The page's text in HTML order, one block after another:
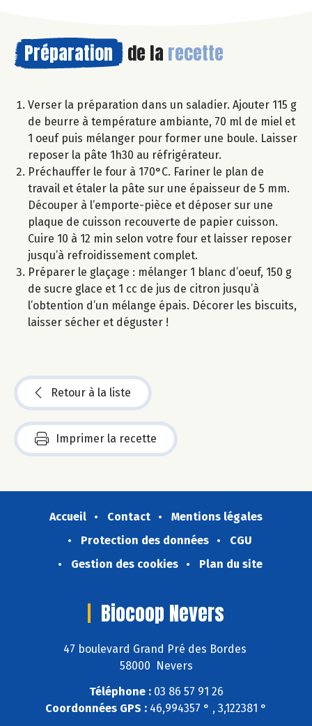
Préparation de la recette
Verser la préparation dans un saladier. Ajouter 115 g
de beurre à température ambiante, 70 ml de miel et
1 oeuf puis mélanger pour former une boule. Laisser
reposer la pâte 1h30 au réfrigérateur.
Préchauffer le four à 170°C. Fariner le plan de
travail et étaler la pâte sur une épaisseur de 5 mm.
Découper à l’emporte-pièce et déposer sur une
plaque de cuisson recouverte de papier cuisson.
Cuire 10 à 12 min selon votre four et laisser reposer
jusqu’à refroidissement complet.
Préparer le glaçage : mélanger 1 blanc d’oeuf, 150 g
de sucre glace et 1 cc de jus de citron jusqu’à
l’obtention d’un mélange épais. Décorer les biscuits,
laisser sécher et déguster !
Retour à la liste
Imprimer la recette
Accueil Contact
Mentions légales
Protection des données
CGU
Gestion des cookies
Plan du site
Biocoop Nevers
47 boulevard Grand Pré des Bordes
58000 Nevers
Téléphone :03 86 57 91 26
Coordonnées GPS : 46,994357 ° , 3,122381 °